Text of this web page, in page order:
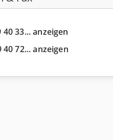
40 33... anzeigen
40 72... anzeigen